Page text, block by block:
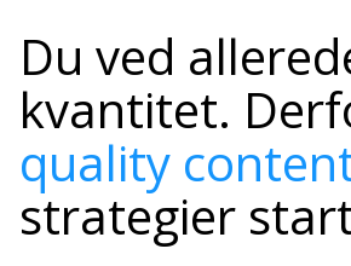
Du ved
kvantitet.
quality
strategier